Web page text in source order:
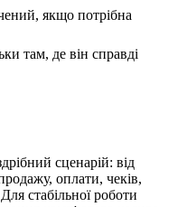
якщо потрібна
там, де він справді
сценарій: від
оплати, чеків,
стабільної роботи